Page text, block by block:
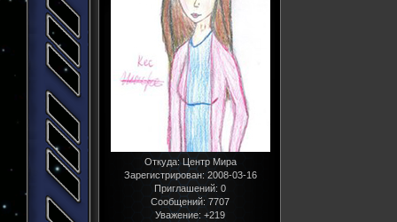
Откуда:Центр Мира
Зарегистрирован: 2008-03-16
Приглашений: 0
Сообщений: 7707
Уважение: +219